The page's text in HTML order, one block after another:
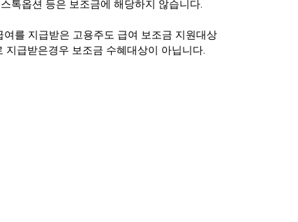
톡옵션 등은 보조금에 해당하지 않습니다.
여를 지급받은 고용주도 급여 보조금 지원대상
지급받은경우 보조금 수혜대상이 아닙니다.